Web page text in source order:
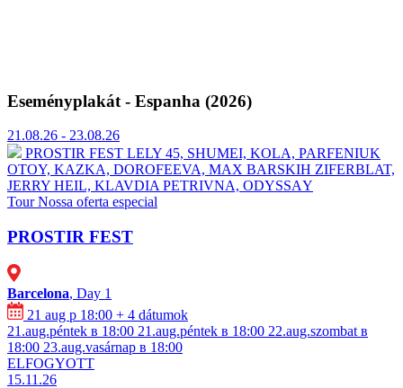
Eseményplakát - Espanha (2026)
21.08.26 - 23.08.26
PROSTIR FEST ⁠LELY 45, ⁠SHUMEI,⁠ ⁠KOLA, ⁠⁠PARFENIUK
OTOY, KAZKA, DOROFEEVA, MAX BARSKIH ⁠ZIFERBLAT,
⁠JERRY HEIL, ⁠⁠KLAVDIA PETRIVNA, ⁠ODYSSАY
Tour Nossa oferta especial
PROSTIR FEST
Barcelona, Day 1
21 aug p 18:00 + 4 dátumok
21.aug.péntek в 18:00 21.aug.péntek в 18:00 22.aug.szombat в
18:00 23.aug.vasárnap в 18:00
ELFOGYOTT
15.11.26